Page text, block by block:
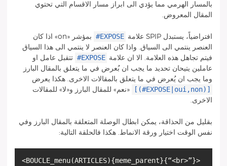
بالمسار الهرمي مما يؤدي الى ابراز مسار الاقسام التي تحتوي
المقال المعروض.
افتراضياً، يستبدل SPIP علامة #EXPOSE
بمؤشر «on» اذا كان
العنصر ينتمي الى السياق. واذا كان العنصر لا ينتمي الى هذا السياق
فيتم تجاهل هذه العلامة. الا ان علامة #EXPOSE تتقبل عامل او
عاملين يتيحان تحديد ما يجب ان بُعرض في ما يتعلق بالمقال البارز
وما يجب ان يُعرض في ما يتعلق بالمقالات الاخرى. هكذا يعرض
[(#EXPOSE|oui,non)]
«نعم» للمقال البارز و«لا» للمقالات
الاخرى.
بقليل من الحذاقة، يمكن ابطال الوصلة المتعلقة بالمقال البارز وفي
نفس الوقت اختيار ورقة الانماط. هكذا فالحلقة التالية:
<BOUCLE_menu(ARTICLES){meme_parent}{“<br>”}>